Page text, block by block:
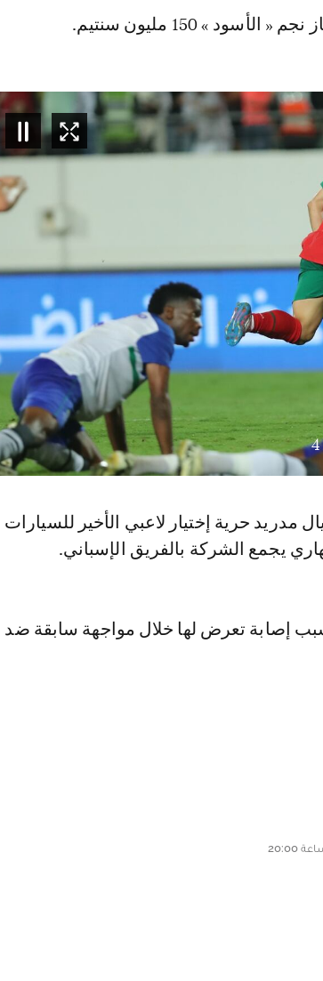
» 150 مليون سنتيم.
4
مدريد حرية إختيار لاعبي الأخير للسيارات
يجمع الشركة بالفريق الإسباني.
إصابة تعرض لها خلال مواجهة سابقة ضد